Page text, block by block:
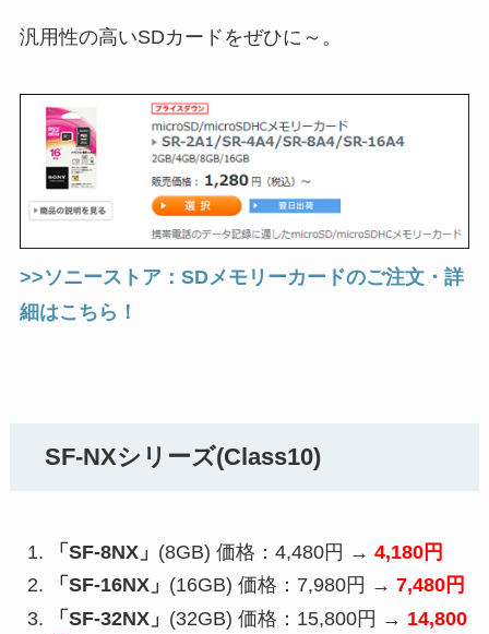
汎用性の高いSDカードをぜひに～。
>>ソニーストア：SDメモリーカードのご注文・詳
細はこちら！
SF-NXシリーズ(Class10)
「SF-8NX」 (8GB) 価格：4,480円 → 4,180円
「SF-16NX」 (16GB) 価格：7,980円 → 7,480円
「SF-32NX」 (32GB) 価格：15,800円 → 14,800